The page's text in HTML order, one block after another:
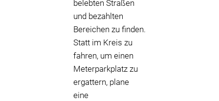
belebten Straßen
und bezahlten
Bereichen zu finden.
Statt im Kreis zu
fahren, um einen
Meterparkplatz zu
ergattern, plane
eine